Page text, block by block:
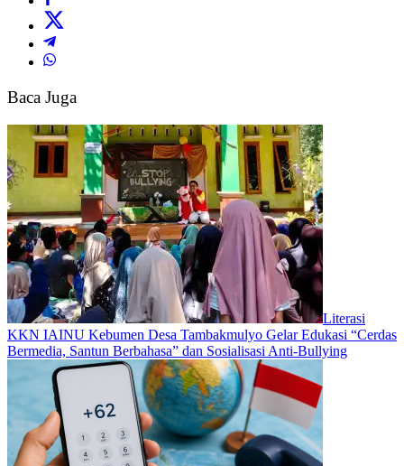
Baca Juga
Literasi
KKN IAINU Kebumen Desa Tambakmulyo Gelar Edukasi “Cerdas
Bermedia, Santun Berbahasa” dan Sosialisasi Anti-Bullying